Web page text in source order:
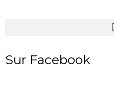
Sur Facebook